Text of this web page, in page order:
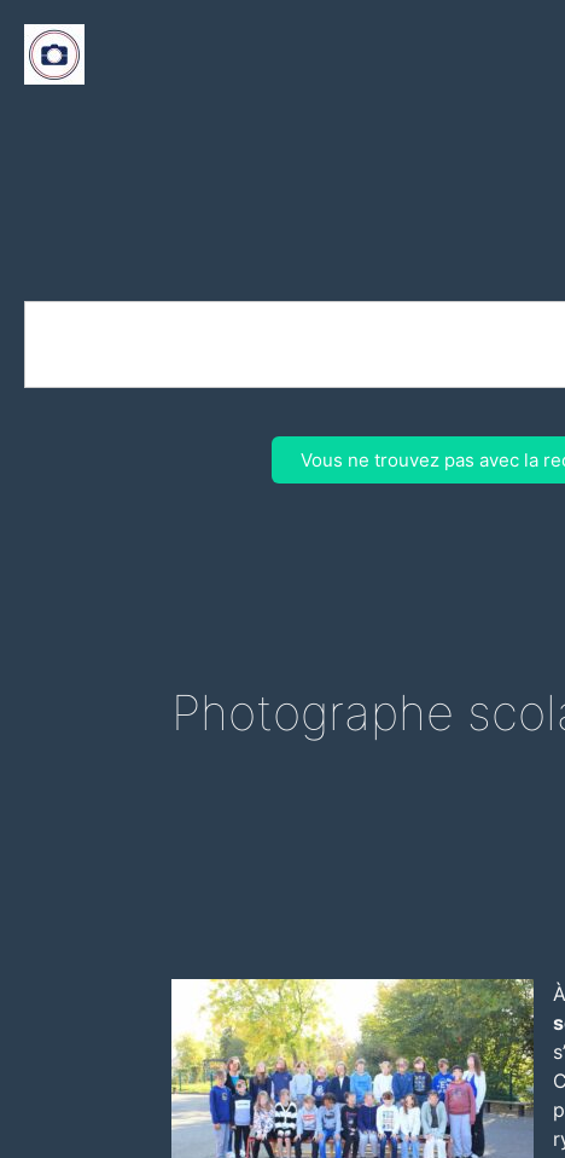
Vous ne trouvez pas avec la
Photographe
À